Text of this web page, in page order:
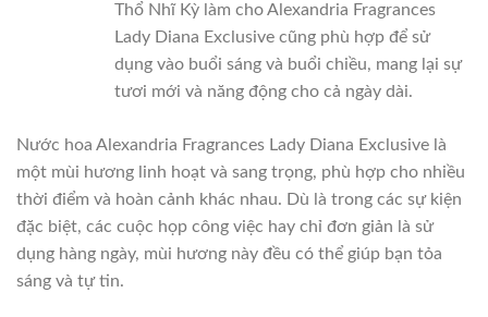
Thổ Nhĩ Kỳ làm cho Alexandria Fragrances
Lady Diana Exclusive cũng phù hợp để sử
dụng vào buổi sáng và buổi chiều, mang lại sự
tươi mới và năng động cho cả ngày dài.
Nước hoa Alexandria Fragrances Lady Diana Exclusive là
một mùi hương linh hoạt và sang trọng, phù hợp cho nhiều
thời điểm và hoàn cảnh khác nhau. Dù là trong các sự kiện
đặc biệt, các cuộc họp công việc hay chỉ đơn giản là sử
dụng hàng ngày, mùi hương này đều có thể giúp bạn tỏa
sáng và tự tin.